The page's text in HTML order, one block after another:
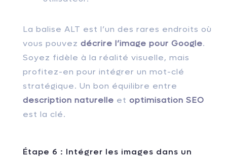
La balise ALT est l’un des rares endroits où
vous pouvez décrire l’image pour Google.
Soyez fidèle à la réalité visuelle, mais
profitez-en pour intégrer un mot-clé
stratégique. Un bon équilibre entre
description naturelle et optimisation SEO
est la clé.
Étape 6 : Intégrer les images dans un